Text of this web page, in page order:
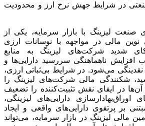
در شرایط جهش نرخ ارز و محدودیت
صنعت لیزینگ با بازار سرمایه، یکی از
نوین مالی در مواجهه با نوسانات ارزی
شدید شرکت‌های لیزینگ به منابع
افزایش ناهماهنگی سررسید دارایی‌ها و
می‌شود. در شرایط بی‌ثباتی ارزی،
شکنندگی مالی شرکت‌های لیزینگ را
در ایفای نقش تثبیت‌کننده را تضعیف
اوراق‌بهادارسازی دارایی‌های لیزینگی،
بر پرتفوی دارایی‌های واقعی و ایجاد
مالی لیزینگ در بازار سرمایه، می‌تواند